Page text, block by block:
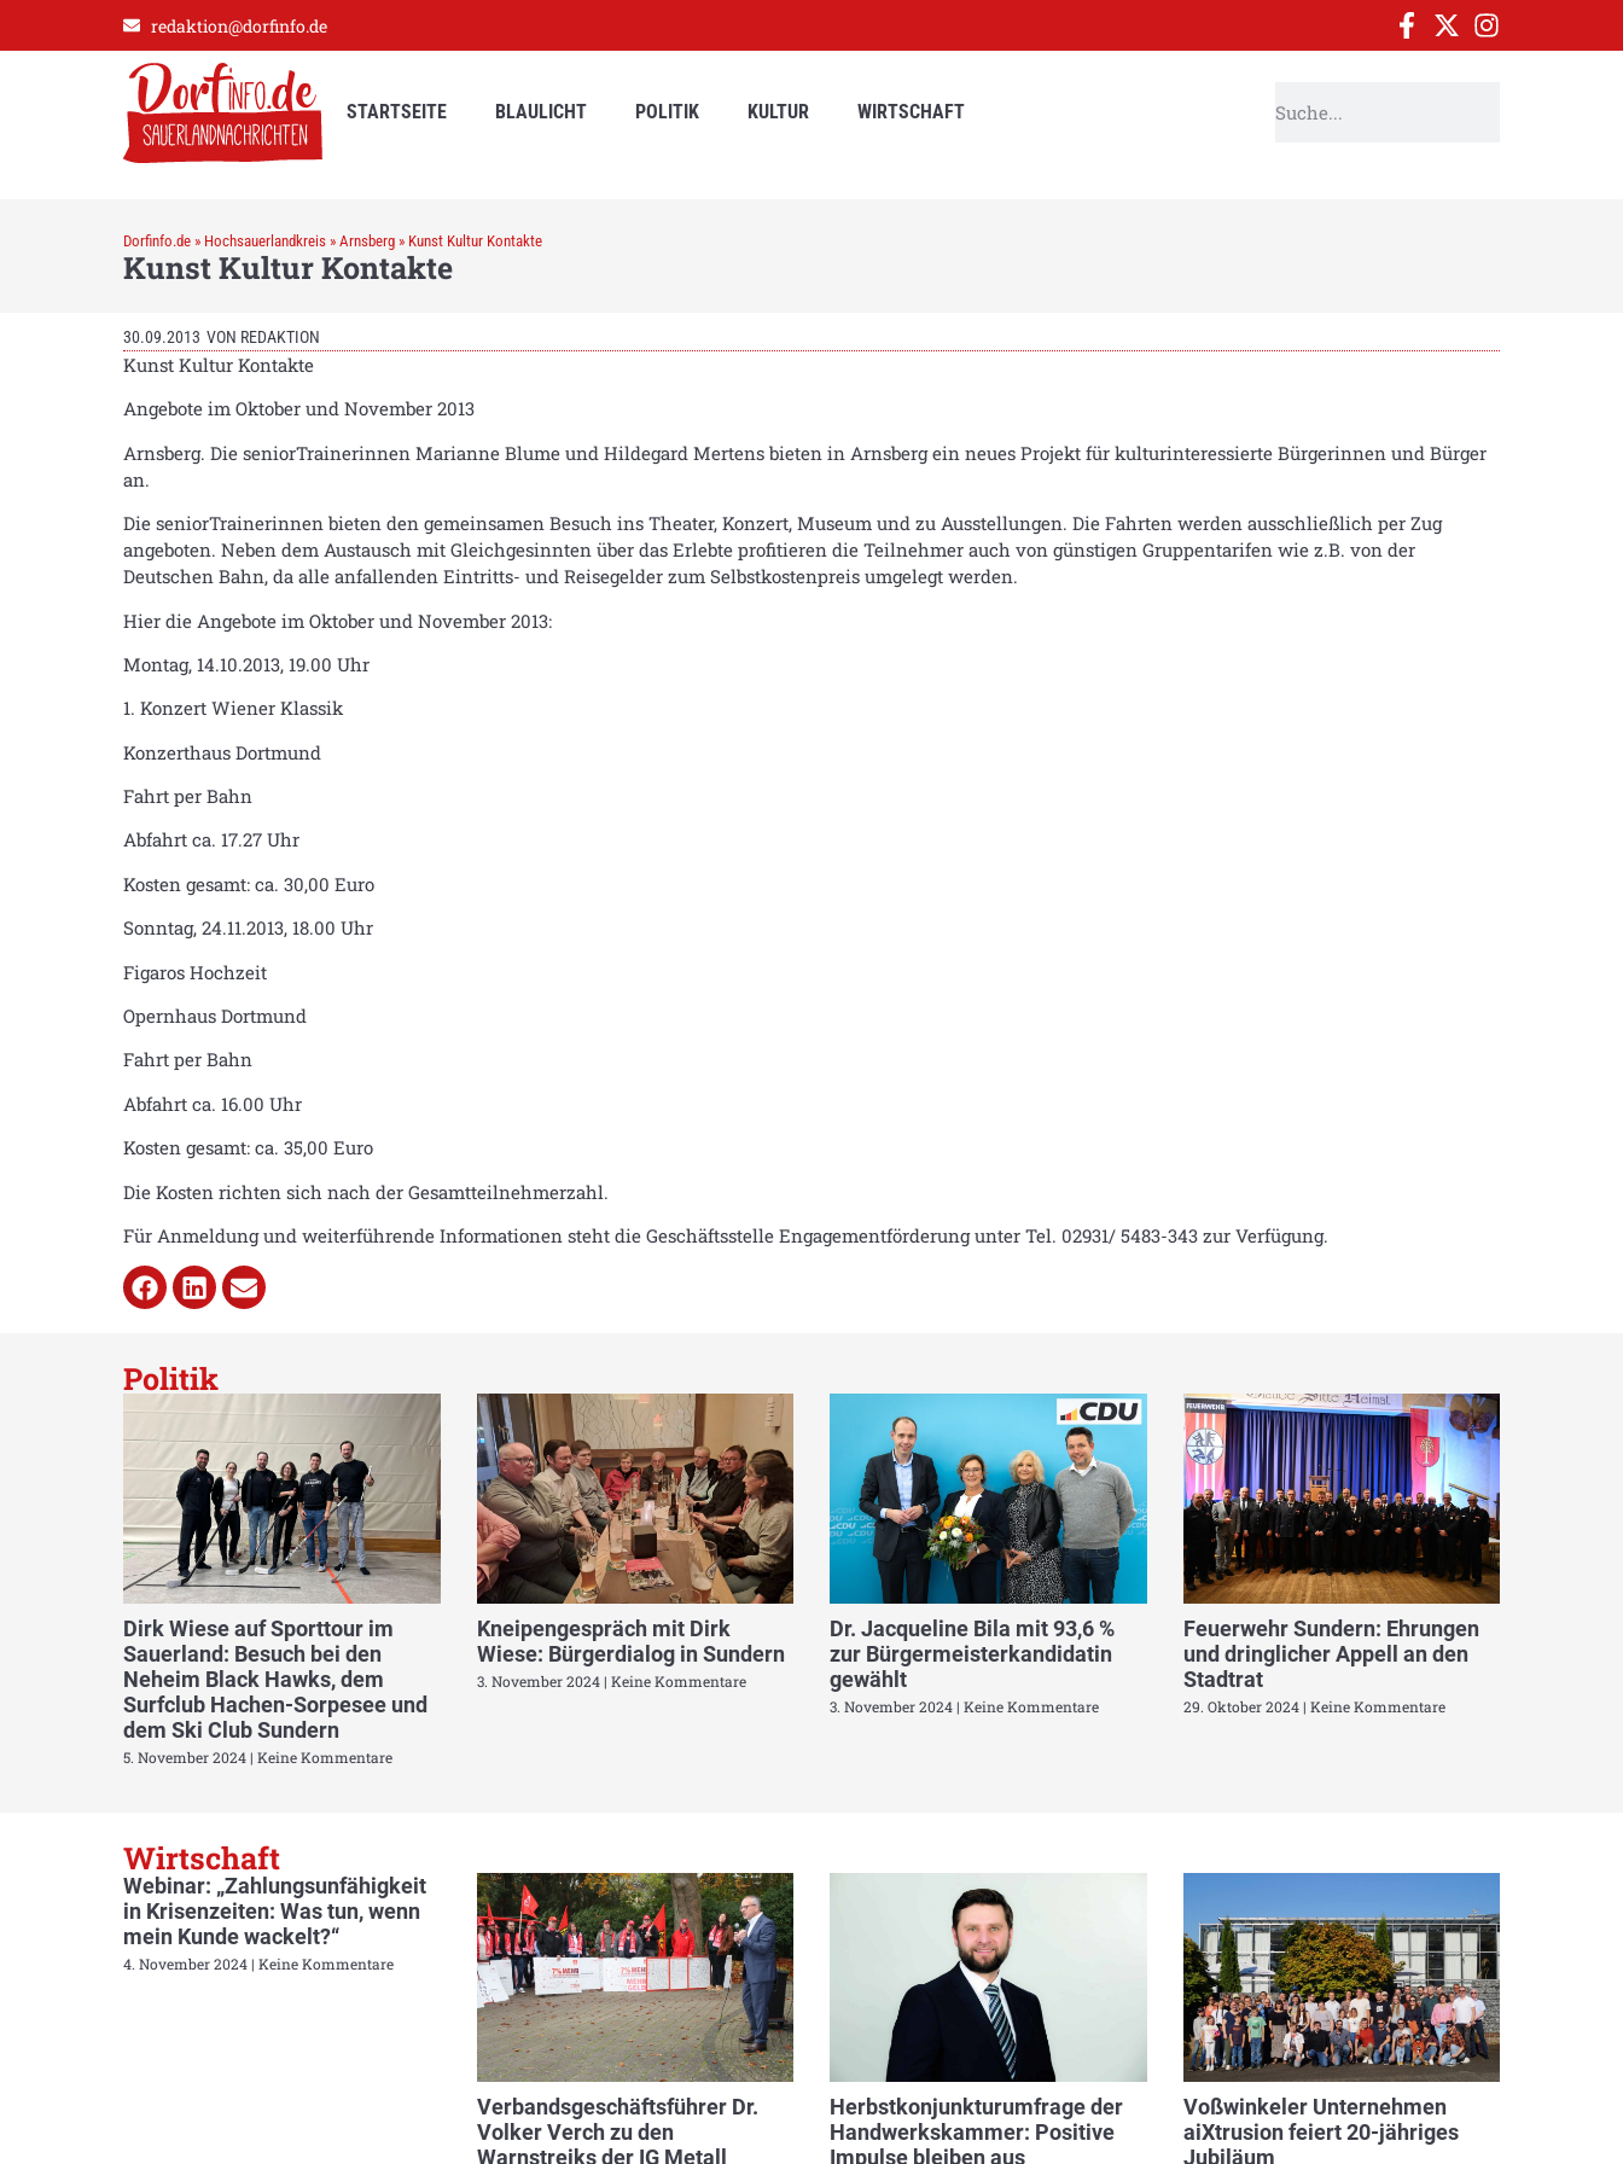
redaktion@dorfinfo.de
STARTSEITE BLAULICHT POLITIK KULTUR WIRTSCHAFT
Dorfinfo.de » Hochsauerlandkreis » Arnsberg » Kunst Kultur Kontakte
Kunst Kultur Kontakte
30.09.2013 VON REDAKTION
Kunst Kultur Kontakte
Angebote im Oktober und November 2013
Arnsberg. Die seniorTrainerinnen Marianne Blume und Hildegard Mertens bieten in Arnsberg ein neues Projekt für kulturinteressierte Bürgerinnen und Bürger
an.
Die seniorTrainerinnen bieten den gemeinsamen Besuch ins Theater, Konzert, Museum und zu Ausstellungen. Die Fahrten werden ausschließlich per Zug
angeboten. Neben dem Austausch mit Gleichgesinnten über das Erlebte profitieren die Teilnehmer auch von günstigen Gruppentarifen wie z.B. von der
Deutschen Bahn, da alle anfallenden Eintritts- und Reisegelder zum Selbstkostenpreis umgelegt werden.
Hier die Angebote im Oktober und November 2013:
Montag, 14.10.2013, 19.00 Uhr
1. Konzert Wiener Klassik
Konzerthaus Dortmund
Fahrt per Bahn
Abfahrt ca. 17.27 Uhr
Kosten gesamt: ca. 30,00 Euro
Sonntag, 24.11.2013, 18.00 Uhr
Figaros Hochzeit
Opernhaus Dortmund
Fahrt per Bahn
Abfahrt ca. 16.00 Uhr
Kosten gesamt: ca. 35,00 Euro
Die Kosten richten sich nach der Gesamtteilnehmerzahl.
Für Anmeldung und weiterführende Informationen steht die Geschäftsstelle Engagementförderung unter Tel. 02931/ 5483-343 zur Verfügung.
Politik
Dirk Wiese auf Sporttour im
Sauerland: Besuch bei den
Neheim Black Hawks, dem
Surfclub Hachen-Sorpesee und
dem Ski Club Sundern
5. November 2024 Keine Kommentare
Kneipengespräch mit Dirk
Wiese: Bürgerdialog in Sundern
3. November 2024 Keine Kommentare
Dr. Jacqueline Bila mit 93,6 %
zur Bürgermeisterkandidatin
gewählt
3. November 2024 Keine Kommentare
Feuerwehr Sundern: Ehrungen
und dringlicher Appell an den
Stadtrat
29. Oktober 2024 Keine Kommentare
Wirtschaft
Webinar: „Zahlungsunfähigkeit
in Krisenzeiten: Was tun, wenn
mein Kunde wackelt?“
4. November 2024 Keine Kommentare
Verbandsgeschäftsführer Dr.
Volker Verch zu den
Warnstreiks der IG Metall
Herbstkonjunkturumfrage der
Handwerkskammer: Positive
Impulse bleiben aus
Voßwinkeler Unternehmen
aiXtrusion feiert 20-jähriges
Jubiläum